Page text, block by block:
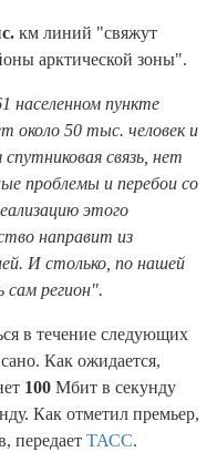
км линий "свяжут
арктической зоны".
населенном пункте
около 50 тыс. человек и
связь, нет
проблемы и перебои со
этого
направит из
И столько, по нашей
регион".
в течение следующих
Как ожидается,
100 Мбит в секунду
Как отметил премьер,
передает ТАСС.